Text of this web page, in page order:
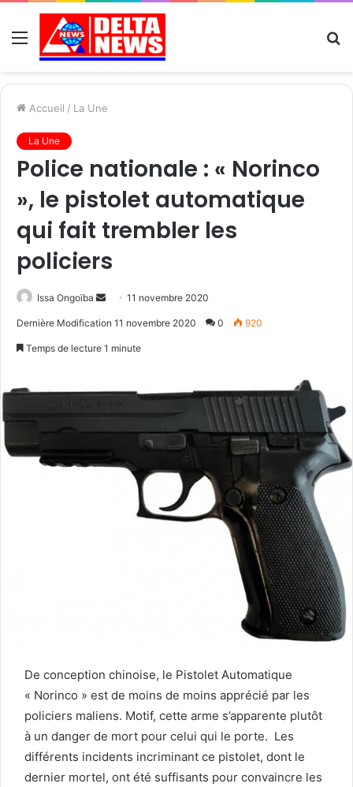
Menu
Accueil / La Une
La Une
Police nationale : « Norinco
», le pistolet automatique
qui fait trembler les
policiers
Issa Ongoïba
Send11 novembre 2020
Dernière Modification 11 novembre 2020 0 920
Temps de lecture 1 minute
De conception chinoise, le Pistolet Automatique
« Norinco » est de moins de moins apprécié par les
policiers maliens. Motif, cette arme s’apparente plutôt
à un danger de mort pour celui qui le porte. Les
différents incidents incriminant ce pistolet, dont le
dernier mortel, ont été suffisants pour convaincre les